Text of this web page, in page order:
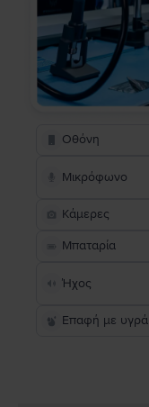
Οθόνη
Μικρόφωνο
Κάμερες
Μπαταρία
Ήχος
Επαφή με υγρά